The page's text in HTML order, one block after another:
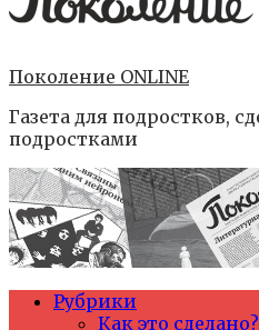
Поколение ONLINE
Газета для подростков,
подростками
Рубрики
Как это сделано?